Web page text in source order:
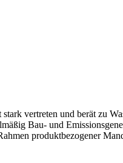
vertreten und berät zu
Bau- und
produktbezogener